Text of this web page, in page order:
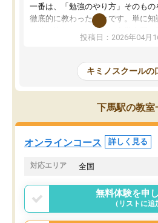
一番は、「勉強のやり方」そのもの
徹底的に教わったことです。単に知
を詰め込むのではなく、自学自習の
慣が身につくよう並走してくれるの
はなくなりました。
講師の方との距離も近く、親身なコ
チングのおかげで、停滞期もモチベ
ションを維持できました。「やらさ
る勉強」から「目標のための勉強」
意識が変わったことが、目標校への
投稿日：2026年04月
キミノスクールの
下馬駅の教室
オンラインコース 詳しく見る
対応エリア 全国
無料体験を申
（リストに追